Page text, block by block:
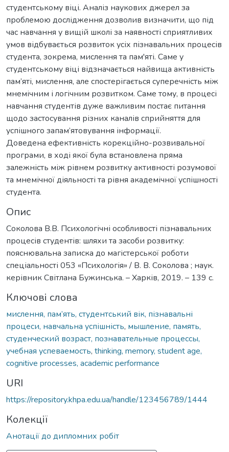
студентському віці. Аналіз наукових джерел за
проблемою дослідження дозволив визначити, що під
час навчання у вищій школі за наявності сприятливих
умов відбувається розвиток усіх пізнавальних процесів
студента, зокрема, мислення та пам'яті. Саме у
студентському віці відзначається найвища активність
пам’яті, мислення, але спостерігається суперечність між
мнемічним і логічним розвитком. Саме тому, в процесі
навчання студентів дуже важливим постає питання
щодо застосування різних каналів сприйняття для
успішного запам’ятовування інформації.
Доведена ефективність корекційно-розвивальної
програми, в ході якої була встановлена пряма
залежність між рівнем розвитку активності розумової
та мнемічної діяльності та рівня академічної успішності
студента.
Опис
Соколова В.В. Психологічні особливості пізнавальних
процесів студентів: шляхи та засоби розвитку:
пояснювальна записка до магістерської роботи
спеціальності 053 «Психологія» / В. В. Соколова ; наук.
керівник Світлана Бужинська. – Харків, 2019. – 139 с.
Ключові слова
мислення, пам’ять, студентський вік, пізнавальні
процеси, навчальна успішність, мышление, память,
студенческий возраст, познавательные процессы,
учебная успеваемость, thinking, memory, student age,
cognitive processes, academic performance
URI
https://repository.khpa.edu.ua/handle/123456789/1444
Колекції
Анотації до дипломних робіт